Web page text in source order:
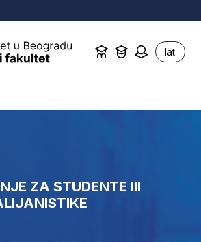
lat
ZA STUDENTE III